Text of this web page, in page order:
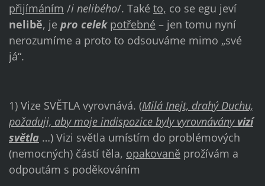
přijímáním /i nelibého/. Také to, co se egu jeví
nelibě, je pro celek potřebné – jen tomu nyní
nerozumíme a proto to odsouváme mimo „své
já“.
1) Vize SVĚTLA vyrovnává. (Milá Inejt, drahý Duchu,
požaduji, aby moje indispozice byly vyrovnávány vizí
světla…) Vizi světla umístím do problémových
(nemocných) částí těla, opakovaně prožívám a
odpoutám s poděkováním